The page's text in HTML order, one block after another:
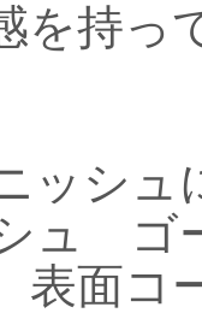
を持っ
ッシュ
ュ ゴ
表面コ